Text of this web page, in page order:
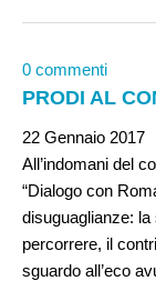
0 commenti
PRODI AL
22 Gennaio 2017
All’indomani del
“Dialogo con
disuguaglianze:
percorrere, il
sguardo all’eco